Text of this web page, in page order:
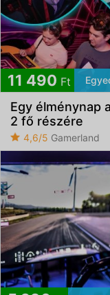
11 490 Ft
Egy élménynap
2 fő részére
4,6/5 Gamerland